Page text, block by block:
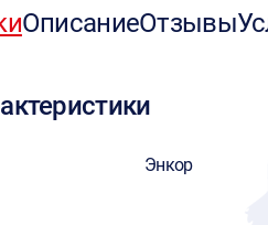
ОписаниеОтзывы
Энкор